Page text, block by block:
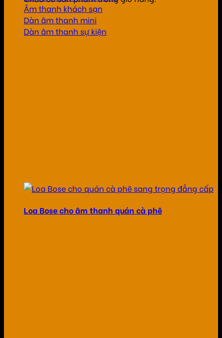
Âm thanh khách sạn
Dàn âm thanh mini
Dàn âm thanh sự kiện
Loa Bose cho âm thanh quán cà phê